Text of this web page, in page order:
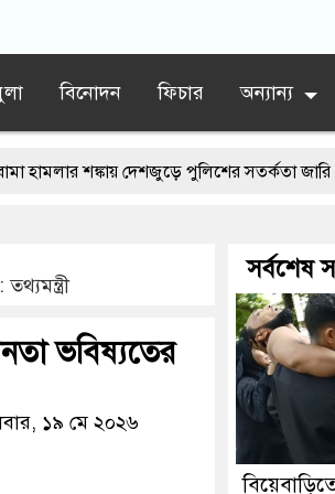
বিনোদন ফিচার অন্যান্য
শঙ্কায় দেশজুড়ে পুলিশের সতর্কতা জারি
ভবিষ্যতের
১৯ মে ২০২৬
সর্বশেষ